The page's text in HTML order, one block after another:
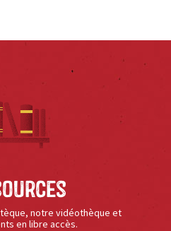
notre vidéothèque et
en libre accès.